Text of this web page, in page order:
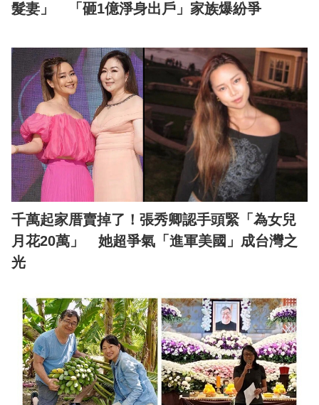
髮妻」 「砸1億淨身出戶」家族爆紛爭
千萬起家厝賣掉了！張秀卿認手頭緊「為女兒
月花20萬」 她超爭氣「進軍美國」成台灣之
光